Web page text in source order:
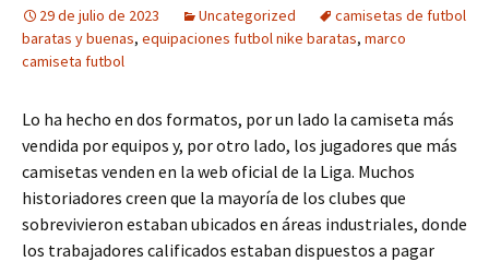
29 de julio de 2023 Uncategorized
camisetas de futbol
baratas y buenas, equipaciones futbol nike baratas, marco
camiseta futbol
Lo ha hecho en dos formatos, por un lado la camiseta más
vendida por equipos y, por otro lado, los jugadores que más
camisetas venden en la web oficial de la Liga. Muchos
historiadores creen que la mayoría de los clubes que
sobrevivieron estaban ubicados en áreas industriales, donde
los trabajadores calificados estaban dispuestos a pagar